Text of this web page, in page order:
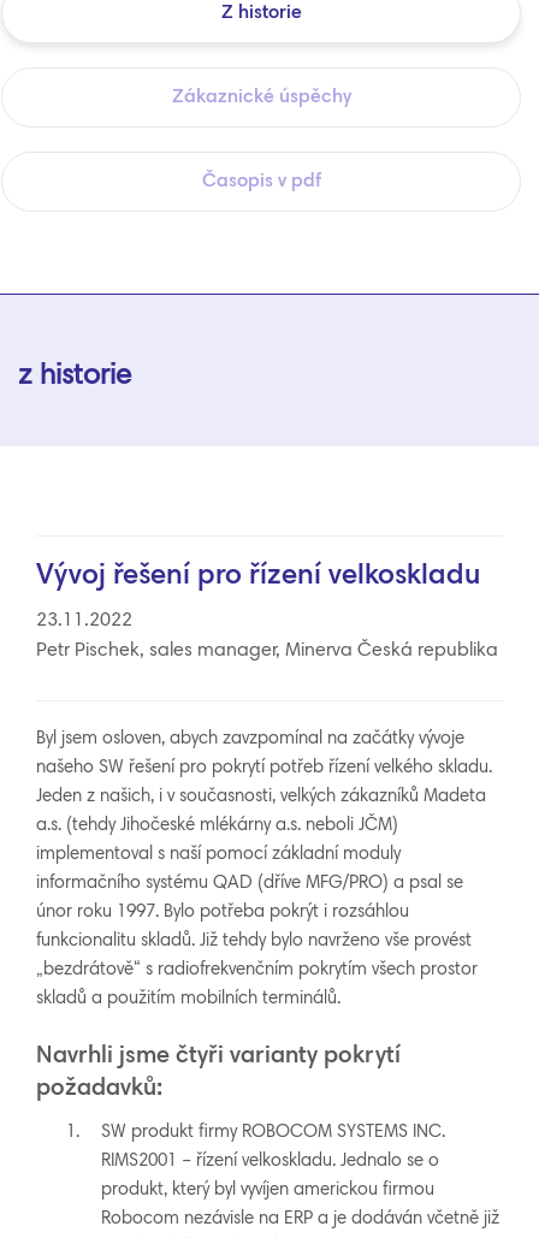
Z historie
Zákaznické úspěchy
Časopis v pdf
z historie
Vývoj řešení pro řízení velkoskladu
23.11.2022
Petr Pischek, sales manager, Minerva Česká republika
Byl jsem osloven, abych zavzpomínal na začátky vývoje
našeho SW řešení pro pokrytí potřeb řízení velkého skladu.
Jeden z našich, i v současnosti, velkých zákazníků Madeta
a.s. (tehdy Jihočeské mlékárny a.s. neboli JČM)
implementoval s naší pomocí základní moduly
informačního systému QAD (dříve MFG/PRO) a psal se
únor roku 1997. Bylo potřeba pokrýt i rozsáhlou
funkcionalitu skladů. Již tehdy bylo navrženo vše provést
„bezdrátově“ s radiofrekvenčním pokrytím všech prostor
skladů a použitím mobilních terminálů.
Navrhli jsme čtyři varianty pokrytí
požadavků:
SW produkt firmy ROBOCOM SYSTEMS INC.
RIMS2001 – řízení velkoskladu. Jednalo se o
produkt, který byl vyvíjen americkou firmou
Robocom nezávisle na ERP a je dodáván včetně již